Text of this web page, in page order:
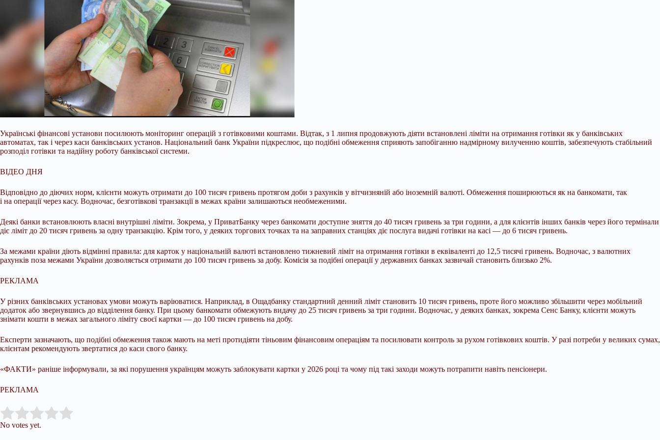
Українські фінансові установи посилюють моніторинг операцій з готівковими коштами. Відтак, з 1 липня продовжують діяти встановлені ліміти на отримання готівки як у банківських
автоматах, так і через каси банківських установ. Національний банк України підкреслює, що подібні обмеження сприяють запобіганню надмірному вилученню коштів, забезпечують стабільний
розподіл готівки та надійну роботу банківської системи.
ВІДЕО ДНЯ
Відповідно до діючих норм, клієнти можуть отримати до 100 тисяч гривень протягом доби з рахунків у вітчизняній або іноземній валюті. Обмеження поширюються як на банкомати, так
і на операції через касу. Водночас, безготівкові транзакції в межах країни залишаються необмеженими.
Деякі банки встановлюють власні внутрішні ліміти. Зокрема, у ПриватБанку через банкомати доступне зняття до 40 тисяч гривень за три години, а для клієнтів інших банків через його термінали
діє ліміт до 20 тисяч гривень за одну транзакцію. Крім того, у деяких торгових точках та на заправних станціях діє послуга видачі готівки на касі — до 6 тисяч гривень.
За межами країни діють відмінні правила: для карток у національній валюті встановлено тижневий ліміт на отримання готівки в еквіваленті до 12,5 тисячі гривень. Водночас, з валютних
рахунків поза межами України дозволяється отримати до 100 тисяч гривень за добу. Комісія за подібні операції у державних банках зазвичай становить близько 2%.
РЕКЛАМА
У різних банківських установах умови можуть варіюватися. Наприклад, в Ощадбанку стандартний денний ліміт становить 10 тисяч гривень, проте його можливо збільшити через мобільний
додаток або звернувшись до відділення банку. При цьому банкомати обмежують видачу до 25 тисяч гривень за три години. Водночас, у деяких банках, зокрема Сенс Банку, клієнти можуть
знімати кошти в межах загального ліміту своєї картки — до 100 тисяч гривень на добу.
Експерти зазначають, що подібні обмеження також мають на меті протидіяти тіньовим фінансовим операціям та посилювати контроль за рухом готівкових коштів. У разі потреби у великих сумах,
клієнтам рекомендують звертатися до каси свого банку.
«ФАКТИ» раніше інформували, за які порушення українцям можуть заблокувати картки у 2026 році та чому під такі заходи можуть потрапити навіть пенсіонери.
РЕКЛАМА
Rate this item:
No votes yet.